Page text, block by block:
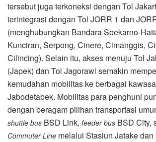
tersebut juga terkoneksi dengan Tol
terintegrasi dengan Tol JORR 1 dan
(menghubungkan Bandara Soekarno-
Kunciran, Serpong, Cinere, Cimanggis,
Cilincing). Selain itu, akses menuju Tol
(Japek) dan Tol Jagorawi semakin
kemudahan mobilitas ke berbagai
Jabodetabek. Mobilitas para penghuni
dengan beragam pilihan transportasi
shuttle bus BSD Link, feeder bus BSD City,
Commuter Line melalui Stasiun Jatake